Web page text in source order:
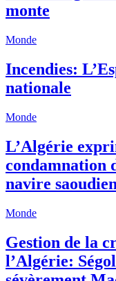
monte
Monde
Incendies:
nationale
Monde
L’Algérie
condamnation
navire
Monde
Gestion de la
l’Algérie: